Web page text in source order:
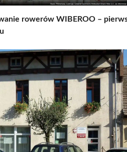
rowerów WIBEROO –